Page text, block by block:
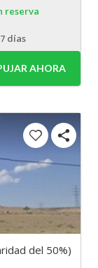
reserva
días
AHORA
del 50%)